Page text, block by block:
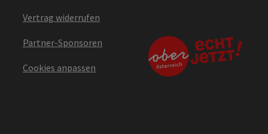
Vertrag widerrufen
Partner-Sponsoren
Cookies anpassen